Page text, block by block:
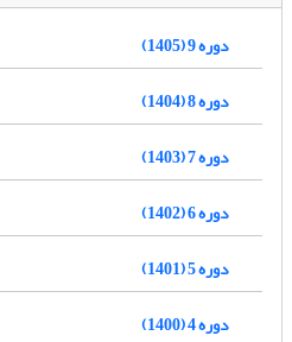
دوره 9 (1405)
دوره 8 (1404)
دوره 7 (1403)
دوره 6 (1402)
دوره 5 (1401)
دوره 4 (1400)